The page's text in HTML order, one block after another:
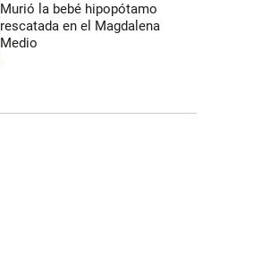
Murió la bebé hipopótamo
rescatada en el Magdalena
Medio